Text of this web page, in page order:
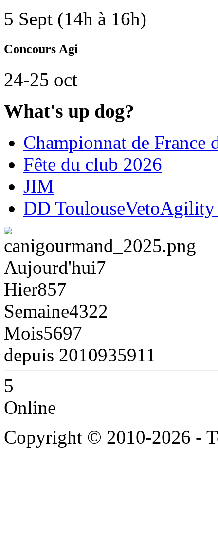
5 Sept (14h à 16h)
Concours Agi
24-25 oct
What's up dog?
Championnat de France
Fête du club 2026
JIM
DD
Aujourd'hui7
Hier857
Semaine4322
Mois5697
depuis 2010935911
5
Online
Copyright © 2010-2026 -